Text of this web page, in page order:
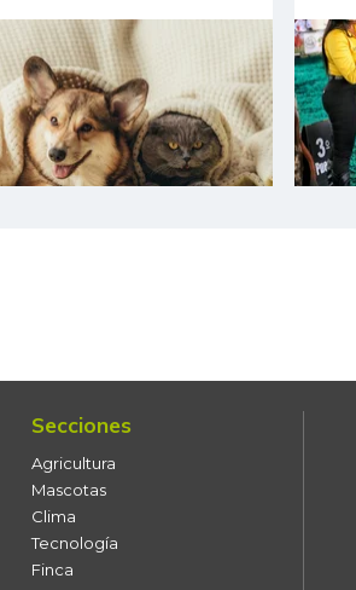
Secciones
Agricultura
Mascotas
Clima
Tecnología
Finca